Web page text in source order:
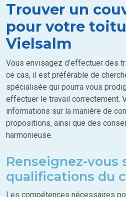
Trouver un
pour votre
Vielsalm
Vous envisagez d’effectuer des
ce cas, il est préférable de
spécialisée qui pourra vous
effectuer le travail correctement.
informations sur la manière de
propositions, ainsi que des
harmonieuse.
Renseignez-vous
qualifications du
Les compétences nécessaires